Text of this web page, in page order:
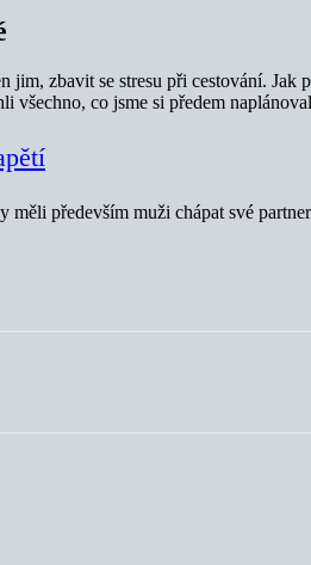
zbavit se stresu při cestování.
všechno, co jsme si předem
především muži chápat své